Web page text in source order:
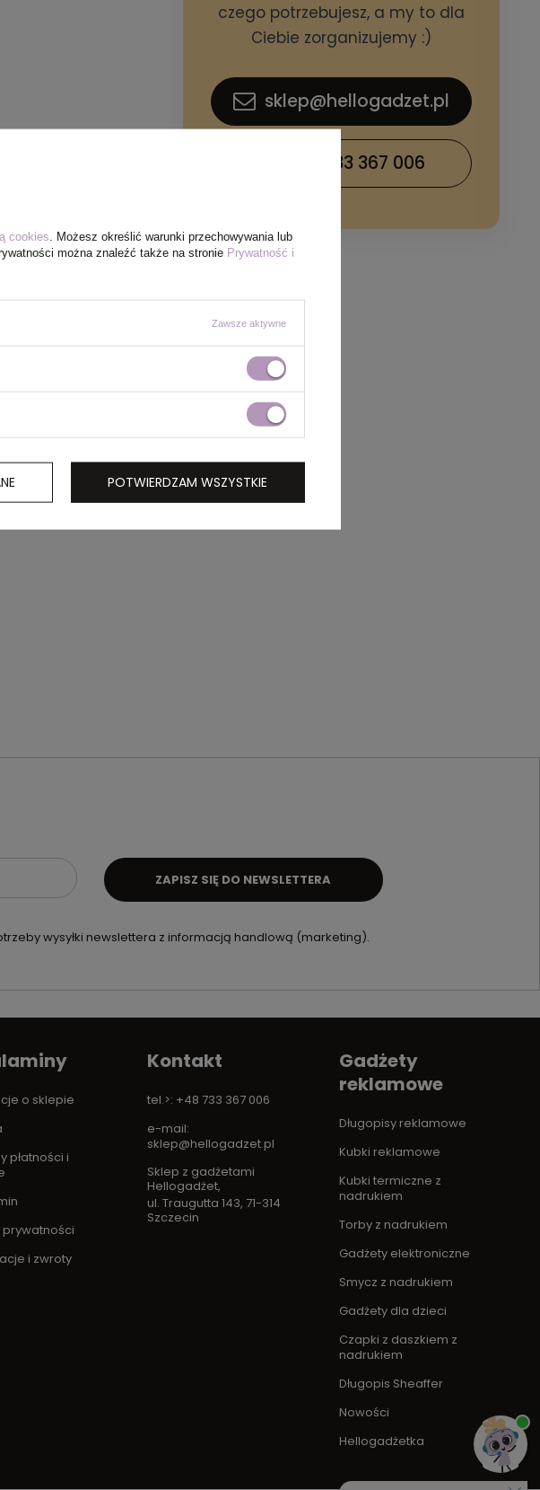
czego potrzebujesz, a my to dla
Ciebie zorganizujemy :)
sklep@hellogadzet.pl
+48 733 367 006
wysyłki newslettera z informacją handlową (marketing).
ZAPISZ SIĘ DO NEWSLETTERA
o sklepie
płatności i
prywatności
i zwroty
Kontakt
tel.>: +48 733 367 006
e-mail:
sklep@hellogadzet.pl
Sklep z gadżetami
Hellogadżet,
ul. Traugutta 143, 71-314
Szczecin
Gadżety
reklamowe
Długopisy reklamowe
Kubki reklamowe
Kubki termiczne z
nadrukiem
Torby z nadrukiem
Gadżety elektroniczne
Smycz z nadrukiem
Gadżety dla dzieci
Czapki z daszkiem z
nadrukiem
Długopis Sheaffer
Nowości
Hellogadżetka
cookies . Możesz określić warunki przechowywania lub
można znaleźć także na stronie Prywatność i
Zawsze aktywne
POTWIERDZAM WSZYSTKIE